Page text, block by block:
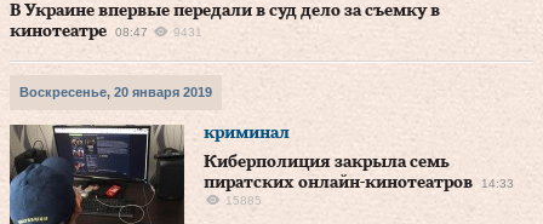
В Украине впервые передали в суд дело за съемку в
кинотеатре
08:47 9431
Воскресенье, 20 января 2019
криминал
Киберполиция закрыла семь
пиратских онлайн-кинотеатров
14:33
15885